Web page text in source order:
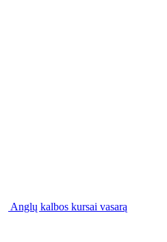
Anglų kalbos kursai vasarą